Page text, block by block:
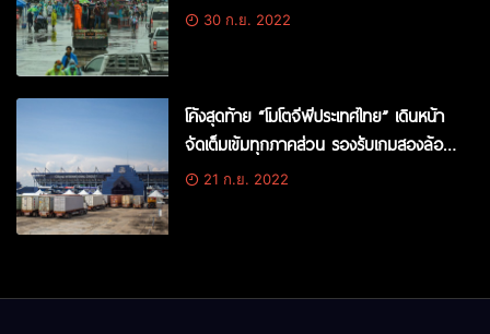
สนามช้างฯ จ.บุรีรัมย์อย่างต่อเนื่อง
30 ก.ย. 2022
โค้งสุดท้าย “โมโตจีพีประเทศไทย” เดินหน้า
จัดเต็มเข้มทุกภาคส่วน รองรับเกมสองล้อ
ระดับโลก
21 ก.ย. 2022